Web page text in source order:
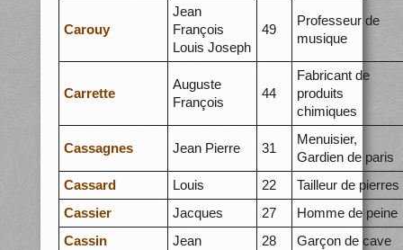
Carouy
Jean
François
Louis Joseph
49
Professeur de
musique
Carrette
Auguste
François
44
Fabricant de
produits
chimiques
Cassagnes Jean Pierre 31
Menuisier,
Gardien de paris
Cassard
Louis 22
Tailleur de pierres
Cassier
Jacques 27
Homme de peine
Cassin
Jean 28 Garçon de cave